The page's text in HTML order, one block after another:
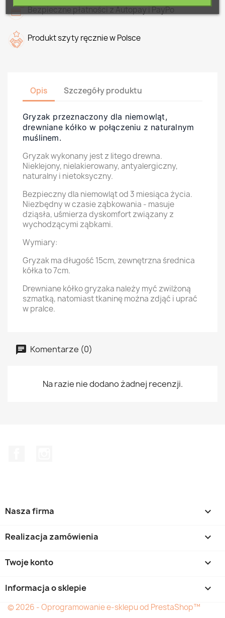
Bezpieczne płatności z Autopay i PayPo
Produkt szyty ręcznie w Polsce
Opis Szczegóły produktu
Gryzak przeznaczony dla niemowląt,
drewniane kółko w połączeniu z naturalnym
muślinem.
Gryzak wykonany jest z litego drewna.
Nieklejony, nielakierowany, antyalergiczny,
naturalny i nietoksyczny.
Bezpieczny dla niemowląt od 3 miesiąca życia.
Niezbędny w czasie ząbkowania - masuje
dziąsła, uśmierza dyskomfort związany z
wychodzącymi ząbkami.
Wymiary:
Gryzak ma długość 15cm, zewnętrzna średnica
kółka to 7cm.
Drewniane kółko gryzaka należy myć zwilżoną
szmatką, natomiast tkaninę można zdjąć i uprać
w pralce.
Komentarze (0)
Na razie nie dodano żadnej recenzji.
Nasza firma 
Realizacja zamówienia 
Twoje konto 
Informacja o sklepie keyboard_arrow_down
© 2026 - Oprogramowanie e-sklepu od PrestaShop™